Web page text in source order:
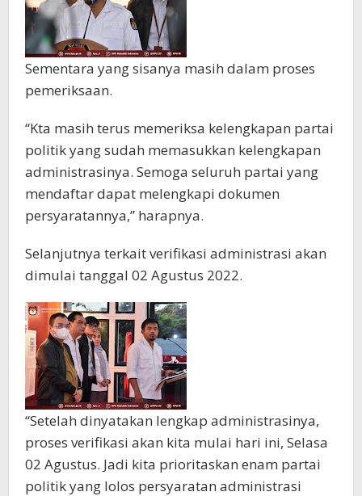
Sementara yang sisanya masih dalam proses
pemeriksaan.
“Kta masih terus memeriksa kelengkapan partai
politik yang sudah memasukkan kelengkapan
administrasinya. Semoga seluruh partai yang
mendaftar dapat melengkapi dokumen
persyaratannya,” harapnya.
Selanjutnya terkait verifikasi administrasi akan
dimulai tanggal 02 Agustus 2022.
“Setelah dinyatakan lengkap administrasinya,
proses verifikasi akan kita mulai hari ini, Selasa
02 Agustus. Jadi kita prioritaskan enam partai
politik yang lolos persyaratan administrasi